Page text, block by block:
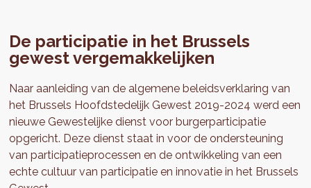
De participatie in het Brussels
gewest vergemakkelijken
Naar aanleiding van de algemene beleidsverklaring van
het Brussels Hoofdstedelijk Gewest 2019-2024 werd een
nieuwe Gewestelijke dienst voor burgerparticipatie
opgericht. Deze dienst staat in voor de ondersteuning
van participatieprocessen en de ontwikkeling van een
echte cultuur van participatie en innovatie in het Brussels